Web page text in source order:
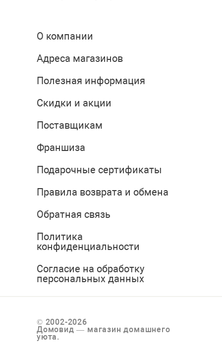
О компании
Адреса магазинов
Полезная информация
Скидки и акции
Поставщикам
Франшиза
Подарочные сертификаты
Правила возврата и обмена
Обратная связь
Политика
конфиденциальности
Согласие на обработку
персональных данных
© 2002-2026
Домовид — магазин домашнего
уюта.